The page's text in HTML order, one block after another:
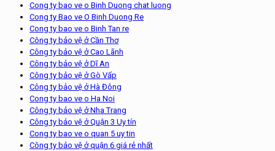
Cong ty bao ve o Binh Duong chat luong
Cong ty Bao ve O Binh Duong Re
Cong ty bao ve o Binh Tan re
Công ty bảo vệ ở Cần Thơ
Công ty bảo vệ ở Cao Lãnh
Công ty bảo vệ ở Dĩ An
Công ty bảo vệ ở Gò Vấp
Công ty bảo vệ ở Hà Đông
Cong ty bao ve o Ha Noi
Công ty bảo vệ ở Nha Trang
Công ty bảo vệ ở Quận 3 Uy tín
Cong ty bao ve o quan 5 uy tin
Công ty bảo vệ ở quận 6 giá rẻ nhất